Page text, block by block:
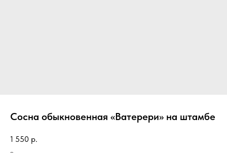
Сосна обыкновенная «Ватерери» на штамбе
1 550 р.